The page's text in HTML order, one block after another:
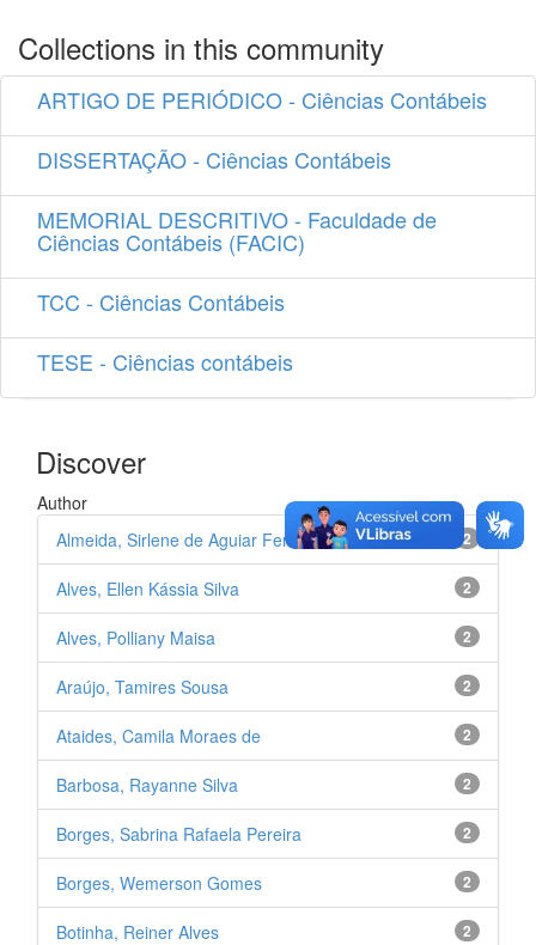
Collections in this community
ARTIGO DE PERIÓDICO - Ciências Contábeis
DISSERTAÇÃO - Ciências Contábeis
MEMORIAL DESCRITIVO - Faculdade de
Ciências Contábeis (FACIC)
TCC - Ciências Contábeis
TESE - Ciências contábeis
Discover
Author
2
Almeida, Sirlene de Aguiar Fernandes
2
Alves, Ellen Kássia Silva
2
Alves, Polliany Maisa
2
Araújo, Tamires Sousa
2
Ataides, Camila Moraes de
2
Barbosa, Rayanne Silva
2
Borges, Sabrina Rafaela Pereira
2
Borges, Wemerson Gomes
2
Botinha, Reiner Alves